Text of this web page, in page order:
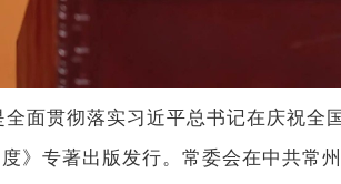
贯彻落实习近平总书记在庆祝全
》专著出版发行。常委会在中共常